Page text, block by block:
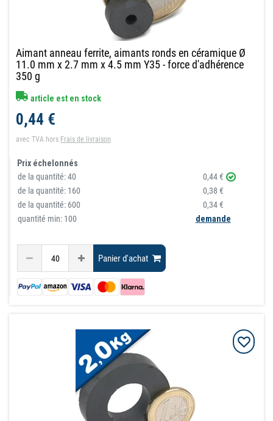
Aimant anneau ferrite, aimants ronds en céramique Ø
11.0 mm x 2.7 mm x 4.5 mm Y35 - force d'adhérence
350 g
article est en stock
0,44 €
avec TVA hors Frais de livraison
Prix échelonnés
de la quantité:40
0,44 €
de la quantité: 160
0,38 €
de la quantité: 600
0,34 €
quantité min: 100
demande
Panier d'achat